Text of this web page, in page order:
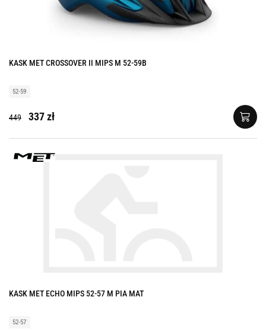
KASK MET CROSSOVER II MIPS M 52-59B
52-59
449 337 zł
KASK MET ECHO MIPS 52-57 M PIA MAT
52-57